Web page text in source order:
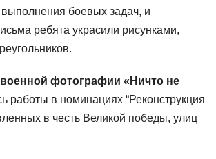
боевых задач, и
ребята украсили рисунками,
военной фотографии «Ничто не
работы в номинациях “Реконструкция
в честь Великой победы, улиц